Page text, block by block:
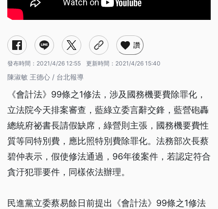
讚
發布時間： 2021/4/26 12:55 更新時間： 2021/4/26 15:40
陳淑敏 王德心 / 台北報導
《會計法》99條之1修法，涉及國務機要費除罪化，
立法院今天排案審查，藍綠立委言辭交鋒，藍營砲轟
總統府祕書長請假缺席，綠營則主張，國務機要費性
質等同特別費，應比照特別費除罪化。法務部次長蔡
碧仲表示，假使修法通過，96年後案件，若認定符合
貪汙犯罪要件，同樣依法辦理。
民進黨立委蔡易餘日前提出《會計法》99條之1修法